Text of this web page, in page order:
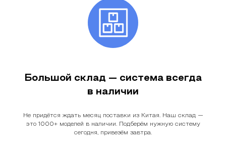
Большой склад — система всегда
в наличии
Не придётся ждать месяц поставки из Китая. Наш склад —
это 1000+ моделей в наличии. Подберём нужную систему
сегодня, привезём завтра.